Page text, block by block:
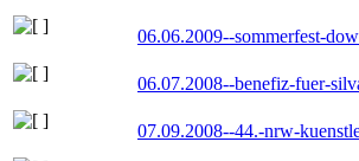
06.06.2009--sommerfest-
06.07.2008--benefiz-fuer-
07.09.2008--44.-nrw-